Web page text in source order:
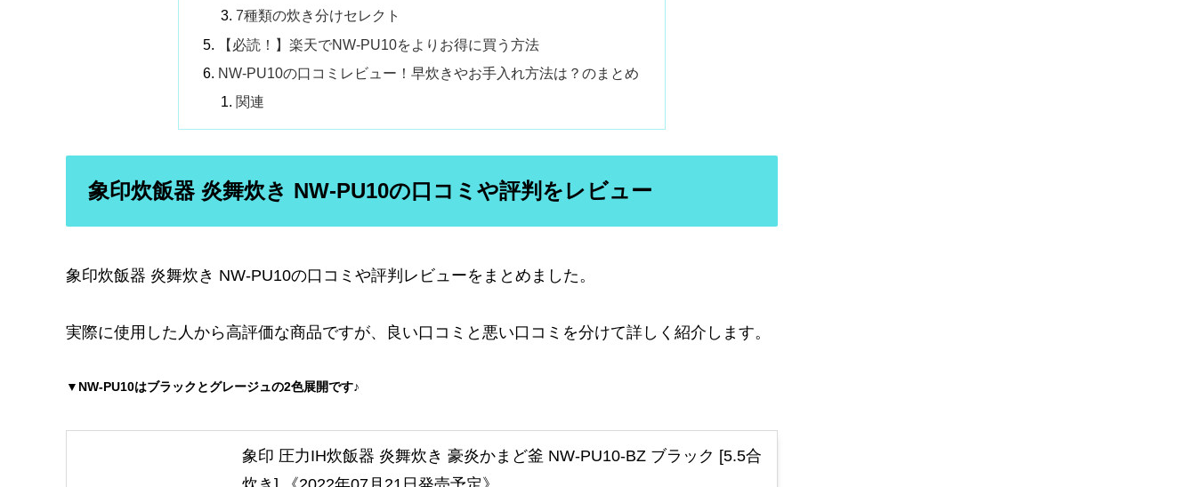
7種類の炊き分けセレクト
【必読！】楽天でNW-PU10をよりお得に買う方法
NW-PU10の口コミレビュー！早炊きやお手入れ方法は？のまとめ
関連
象印炊飯器 炎舞炊き NW-PU10の口コミや評判をレビュー
象印炊飯器 炎舞炊き NW-PU10の口コミや評判レビューをまとめました。
実際に使用した人から高評価な商品ですが、良い口コミと悪い口コミを分けて詳しく紹介します。
▼ NW-PU10はブラックとグレージュの2色展開です♪
象印 圧力IH炊飯器 炎舞炊き 豪炎かまど釜 NW-PU10-BZ ブラック [5.5合